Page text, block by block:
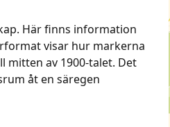
Här finns information
visar hur markerna
mitten av 1900-talet. Det
åt en säregen